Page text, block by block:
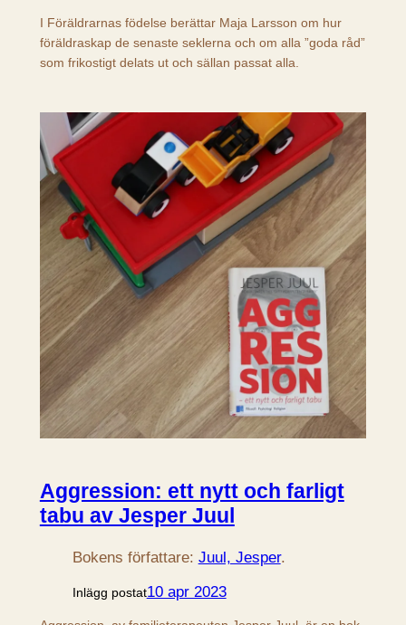
I Föräldrarnas födelse berättar Maja Larsson om hur
föräldraskap de senaste seklerna och om alla ”goda råd”
som frikostigt delats ut och sällan passat alla.
Aggression: ett nytt och farligt
tabu av Jesper Juul
Bokens författare: Juul, Jesper.
Inlägg postat10 apr 2023